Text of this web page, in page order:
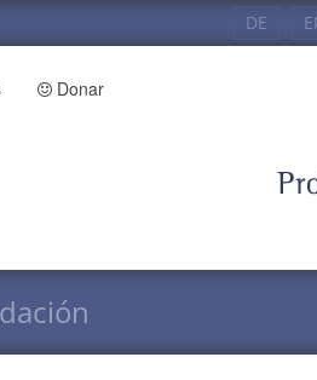
DE
Donar